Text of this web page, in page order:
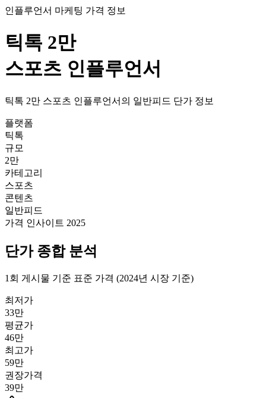
인플루언서 마케팅 가격 정보
틱톡 2만
스포츠 인플루언서
틱톡 2만 스포츠 인플루언서의 일반피드 단가 정보
플랫폼
틱톡
규모
2만
카테고리
스포츠
콘텐츠
일반피드
가격 인사이트 2025
단가종합 분석
1회 게시물 기준 표준 가격 (2024년 시장 기준)
최저가
33만
평균가
46만
최고가
59만
권장가격
39만